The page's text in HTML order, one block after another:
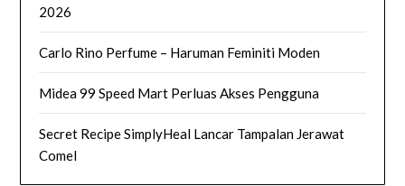
2026
Carlo Rino Perfume – Haruman Feminiti Moden
Midea 99 Speed Mart Perluas Akses Pengguna
Secret Recipe SimplyHeal Lancar Tampalan Jerawat
Comel